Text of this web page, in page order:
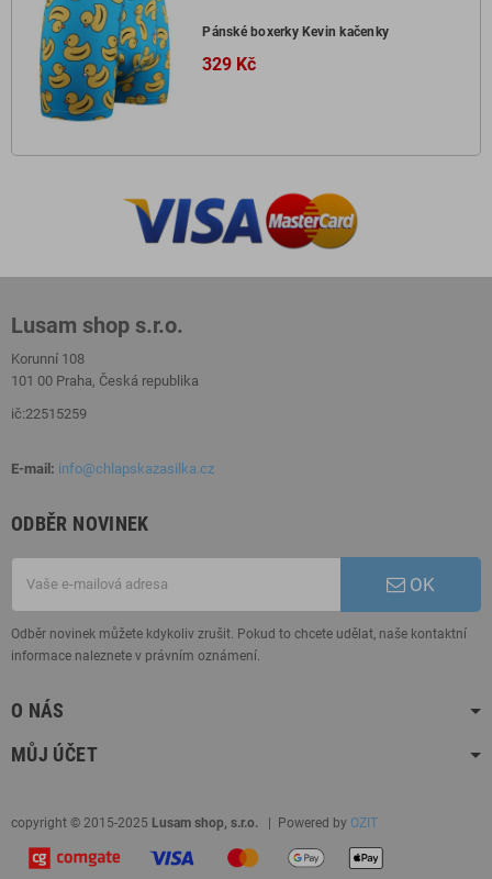
Pánské boxerky Kevin kačenky
329 Kč
Lusam shop s.r.o.
Korunní 108
101 00 Praha, Česká republika
ič:22515259
E-mail: info@chlapskazasilka.cz
ODBĚR NOVINEK
OK
Odběr novinek můžete kdykoliv zrušit. Pokud to chcete udělat, naše kontaktní
informace naleznete v právním oznámení.
O NÁS
MŮJ ÚČET
copyright © 2015-2025 Lusam shop, s.r.o. | Powered by OZIT